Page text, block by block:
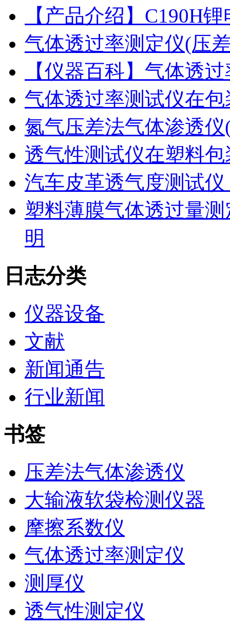
【产品介绍】C190H
气体透过率测定仪(压
【仪器百科】气体透
气体透过率测试仪在
氮气压差法气体渗透
透气性测试仪在塑料
汽车皮革透气度测试
塑料薄膜气体透过量
明
日志分类
仪器设备
文献
新闻通告
行业新闻
书签
压差法气体渗透仪
大输液软袋检测仪器
摩擦系数仪
气体透过率测定仪
测厚仪
透气性测定仪